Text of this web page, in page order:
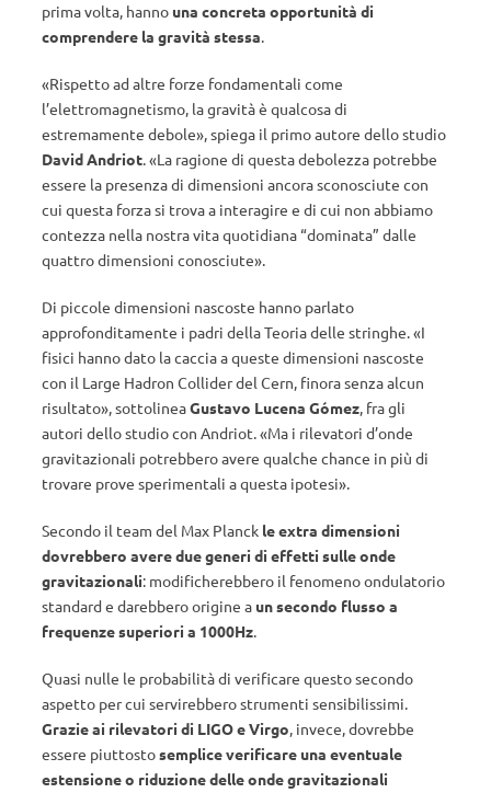
prima volta, hanno una concreta opportunità di
comprendere la gravità stessa.
«Rispetto ad altre forze fondamentali come
l’elettromagnetismo, la gravità è qualcosa di
estremamente debole», spiega il primo autore dello studio
David Andriot. «La ragione di questa debolezza potrebbe
essere la presenza di dimensioni ancora sconosciute con
cui questa forza si trova a interagire e di cui non abbiamo
contezza nella nostra vita quotidiana “dominata” dalle
quattro dimensioni conosciute».
Di piccole dimensioni nascoste hanno parlato
approfonditamente i padri della Teoria delle stringhe. «I
fisici hanno dato la caccia a queste dimensioni nascoste
con il Large Hadron Collider del Cern, finora senza alcun
risultato», sottolineaGustavo Lucena Gómez, fra gli
autori dello studio con Andriot. «Ma i rilevatori d’onde
gravitazionali potrebbero avere qualche chance in più di
trovare prove sperimentali a questa ipotesi».
Secondo il team del Max Planck le extra dimensioni
dovrebbero avere due generi di effetti sulle onde
gravitazionali: modificherebbero il fenomeno ondulatorio
standard e darebbero origine a un secondo flusso a
frequenze superiori a 1000Hz.
Quasi nulle le probabilità di verificare questo secondo
aspetto per cui servirebbero strumenti sensibilissimi.
Grazie ai rilevatori di LIGO e Virgo, invece, dovrebbe
essere piuttostosemplice verificare una eventuale
estensione o riduzione delle onde gravitazionali